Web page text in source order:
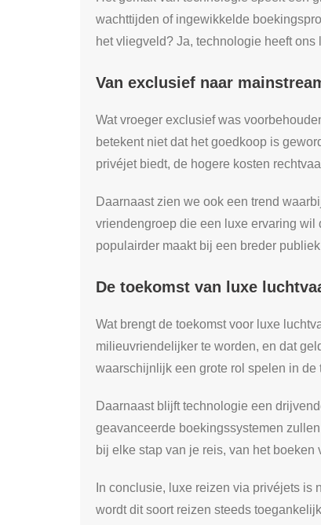
wachttijden of ingewikkelde
het vliegveld? Ja, technologie heeft
Van exclusief naar
Wat vroeger exclusief was
betekent niet dat het goedkoop is
privéjet biedt, de hogere kosten
Daarnaast zien we ook een trend
vriendengroep die een luxe ervaring
populairder maakt bij een breder
De toekomst van luxe
Wat brengt de toekomst voor luxe
milieuvriendelijker te worden, en dat
waarschijnlijk een grote rol spelen in de
Daarnaast blijft technologie een
geavanceerde boekingssystemen
bij elke stap van je reis, van het
In conclusie, luxe reizen via privéjets
wordt dit soort reizen steeds